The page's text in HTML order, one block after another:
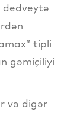
dedveytə
tipli
gəmiçiliyi
və digər